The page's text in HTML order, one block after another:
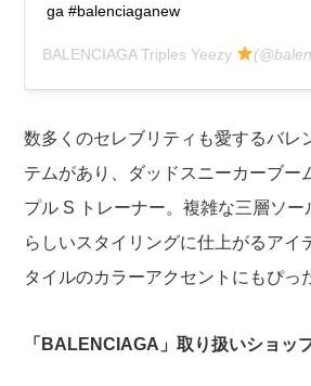
ga #balenciaganew
BALENCIAGA Triples Yeezy
数多くのセレブリティも愛するバレ
テムがあり、ダッドスニーカーブー
プル S トレーナー。複雑な三層ソー
らしいスタイリングに仕上がるアイ
タイルのカラーアクセントにもぴっ
「BALENCIAGA」取り扱いショッ